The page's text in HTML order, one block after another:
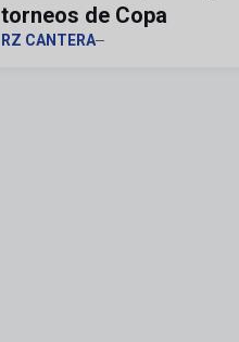
torneos de Copa
RZ CANTERA